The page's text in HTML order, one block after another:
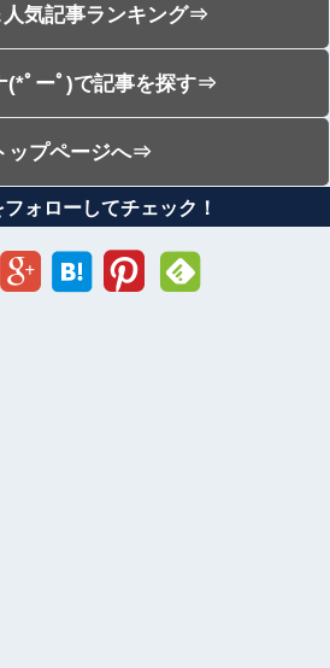
人気記事ランキング⇒
(*ﾟーﾟ)で記事を探す⇒
ップページへ⇒
ォローしてチェック！